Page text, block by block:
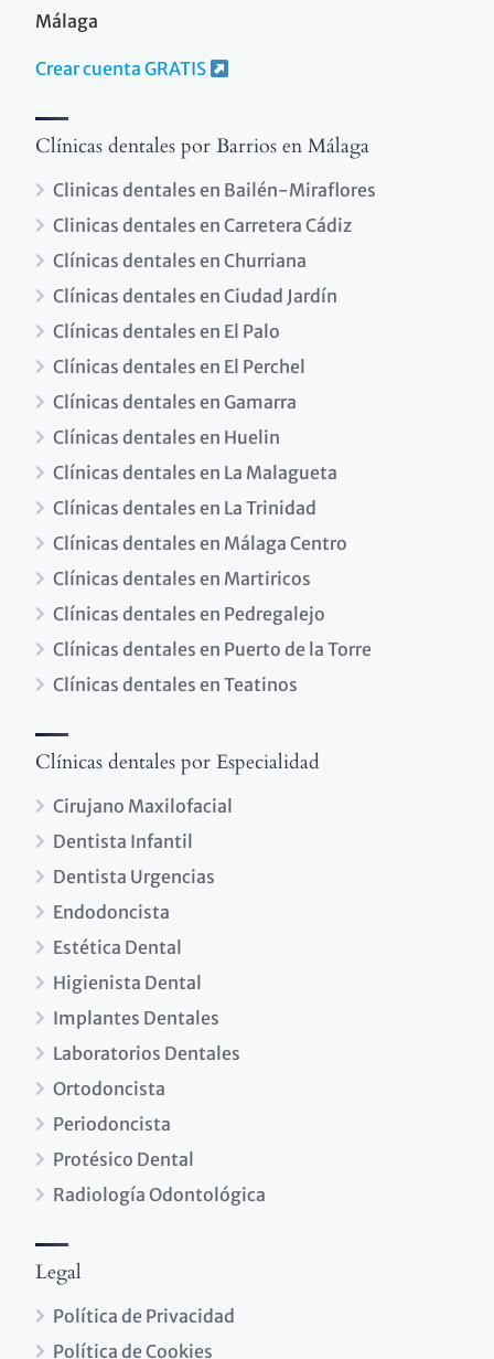
Málaga
Crear cuenta GRATIS
Clínicas dentales por Barrios en Málaga
Clinicas dentales en Bailén-Miraflores
Clinicas dentales en Carretera Cádiz
Clínicas dentales en Churriana
Clínicas dentales en Ciudad Jardín
Clínicas dentales en El Palo
Clínicas dentales en El Perchel
Clínicas dentales en Gamarra
Clínicas dentales en Huelin
Clínicas dentales en La Malagueta
Clínicas dentales en La Trinidad
Clínicas dentales en Málaga Centro
Clínicas dentales en Martiricos
Clínicas dentales en Pedregalejo
Clínicas dentales en Puerto de la Torre
Clínicas dentales en Teatinos
Clínicas dentales por Especialidad
Cirujano Maxilofacial
Dentista Infantil
Dentista Urgencias
Endodoncista
Estética Dental
Higienista Dental
Implantes Dentales
Laboratorios Dentales
Ortodoncista
Periodoncista
Protésico Dental
Radiología Odontológica
Legal
Política de Privacidad
Política de Cookies